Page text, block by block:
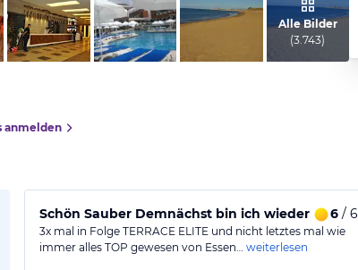
vom Hotelier, Juli 2013
Alle Bilder
(3.743)
anmelden
Schön Sauber Demnächst bin ich wieder da🫶🏼
6/ 6
3x mal in Folge TERRACE ELITE und nicht letztes mal wie
immer alles TOP gewesen von Essen… weiterlesen